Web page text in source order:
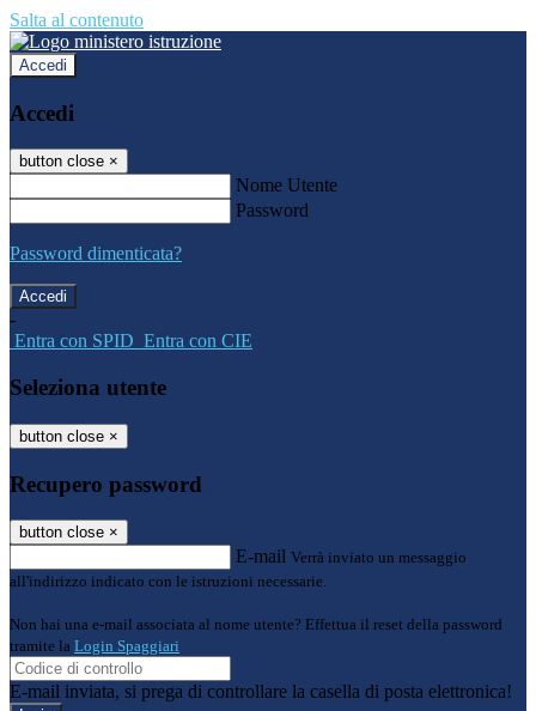
Salta al contenuto
Accedi
Accedi
button close ×
Nome Utente
Password
Password dimenticata?
-
Entra con SPID Entra con CIE
Seleziona utente
button close ×
Recupero password
button close ×
E-mail Verrà inviato un messaggio
all'indirizzo indicato con le istruzioni necessarie.
Non hai una e-mail associata al nome utente? Effettua il reset della password
tramite la Login Spaggiari
E-mail inviata, si prega di controllare la casella di posta elettronica!